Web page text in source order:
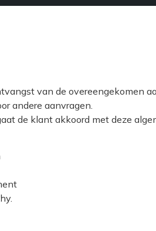
van de overeengekomen
andere aanvragen.
de klant akkoord met deze